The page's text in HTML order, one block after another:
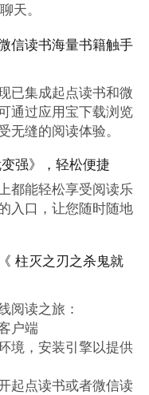
天。
信读书海量书籍触手
已集成起点读书和微
通过应用宝下载浏览
无缝的阅读体验。
强》，轻松便捷
都能轻松享受阅读乐
入口，让您随时随地
柱灭之刃之杀鬼就
阅读之旅：
户端
境，安装引擎以提供
起点读书或者微信读